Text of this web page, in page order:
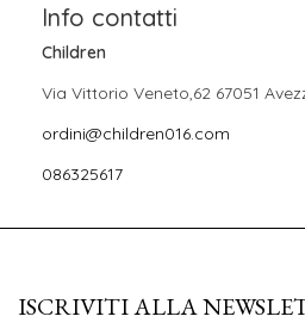
Info contatti
Children
Via Vittorio Veneto,62 67051
ordini@children016.com
086325617
ISCRIVITI ALLA